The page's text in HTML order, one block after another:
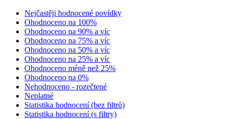
Nejčastěji hodnocené povídky
Ohodnoceno na 100%
Ohodnoceno na 90% a víc
Ohodnoceno na 75% a víc
Ohodnoceno na 50% a víc
Ohodnoceno na 25% a víc
Ohodnoceno méně než 25%
Ohodnoceno na 0%
Nehodnoceno - rozečtené
Neplatné
Statistika hodnocení (bez filtrů)
Statistika hodnocení (s filtry)